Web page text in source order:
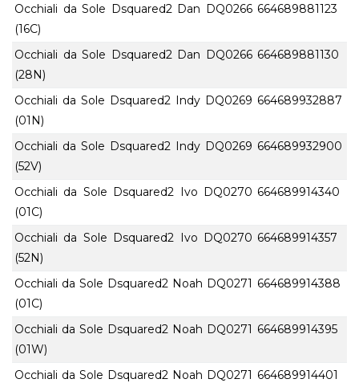
Occhiali da Sole Dsquared2 Dan DQ0266
(16C)
664689881123
Occhiali da Sole Dsquared2 Dan DQ0266
(28N)
664689881130
Occhiali da Sole Dsquared2 Indy DQ0269
(01N)
664689932887
Occhiali da Sole Dsquared2 Indy DQ0269
(52V)
664689932900
Occhiali da Sole Dsquared2 Ivo DQ0270
(01C)
664689914340
Occhiali da Sole Dsquared2 Ivo DQ0270
(52N)
664689914357
Occhiali da Sole Dsquared2 Noah DQ0271
(01C)
664689914388
Occhiali da Sole Dsquared2 Noah DQ0271
(01W)
664689914395
Occhiali da Sole Dsquared2 Noah DQ0271 664689914401